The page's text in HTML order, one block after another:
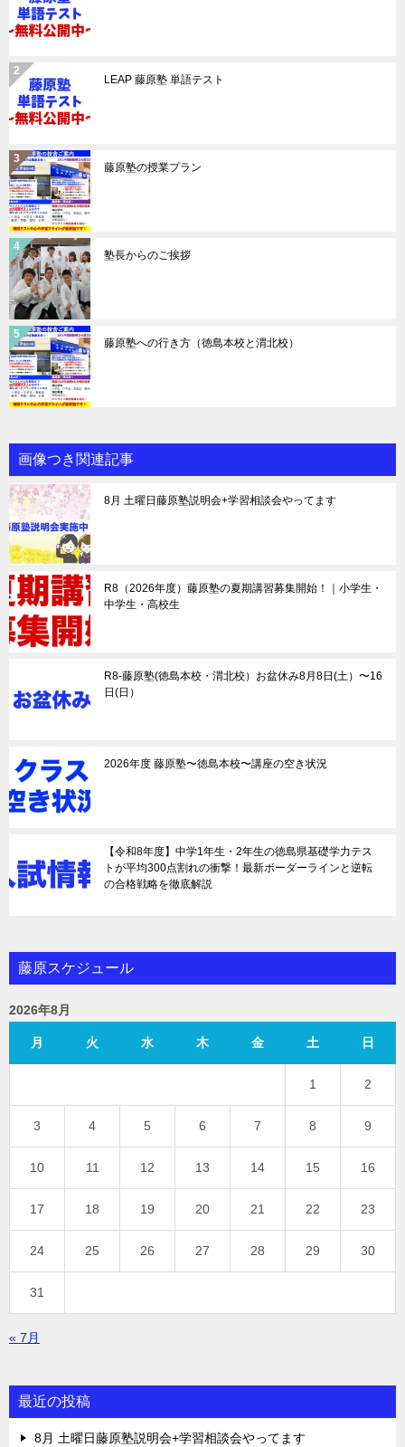
LEAP 藤原塾 単語テスト
藤原塾の授業プラン
塾長からのご挨拶
藤原塾への行き方（徳島本校と渭北校）
画像つき関連記事
8月 土曜日藤原塾説明会+学習相談会やってます
R8（2026年度）藤原塾の夏期講習募集開始！｜小学生・
中学生・高校生
R8-藤原塾(徳島本校・渭北校）お盆休み8月8日(土）〜16
日(日）
2026年度 藤原塾〜徳島本校〜講座の空き状況
【令和8年度】中学1年生・2年生の徳島県基礎学力テス
トが平均300点割れの衝撃！最新ボーダーラインと逆転
の合格戦略を徹底解説
藤原スケジュール
2026年8月
月 火 水 木 金 土 日
1 2
3 4 5 6 7 8 9
10 11 12 13 14 15 16
17 18 19 20 21 22 23
24 25 26 27 28 29 30
31
« 7月
最近の投稿
8月 土曜日藤原塾説明会+学習相談会やってます